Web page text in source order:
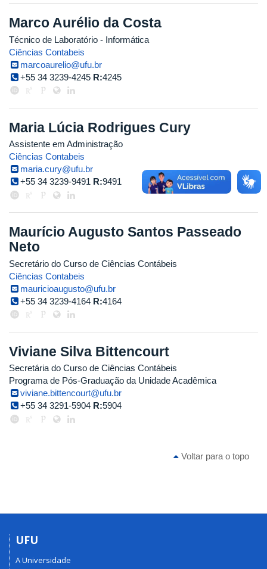
Marco Aurélio da Costa
Técnico de Laboratório - Informática
Ciências Contabeis
marcoaurelio@ufu.br
+55 34 3239-4245 R:4245
Maria Lúcia Rodrigues Cury
Assistente em Administração
Ciências Contabeis
maria.cury@ufu.br
+55 34 3239-9491 R:9491
Maurício Augusto Santos Passeado
Neto
Secretário do Curso de Ciências Contábeis
Ciências Contabeis
mauricioaugusto@ufu.br
+55 34 3239-4164 R:4164
Viviane Silva Bittencourt
Secretária do Curso de Ciências Contábeis
Programa de Pós-Graduação da Unidade Acadêmica
viviane.bittencourt@ufu.br
+55 34 3291-5904 R:5904
Voltar para o topo
UFU
A Universidade